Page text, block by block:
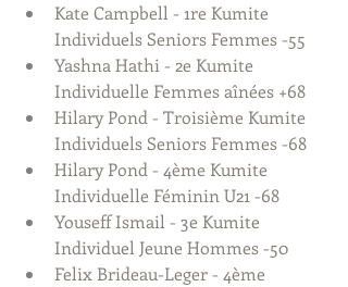
Kate Campbell - 1re Kumite
Individuels Seniors Femmes -55
Yashna Hathi - 2e Kumite
Individuelle Femmes aînées +68
Hilary Pond - Troisième Kumite
Individuels Seniors Femmes -68
Hilary Pond - 4ème Kumite
Individuelle Féminin U21 -68
Youseff Ismail - 3e Kumite
Individuel Jeune Hommes -50
Felix Brideau-Leger - 4ème